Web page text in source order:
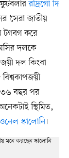
ফুটবলাররদ্রিগো দি
‘সেরা জাতীয়
টগবগ করে
দলকে
দল কিংবা
৩৬ বছর পর
স্থিমিত,
স্কালোনি।